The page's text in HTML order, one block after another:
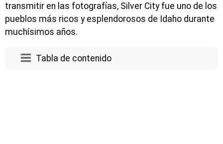
transmitir en las fotografías, Silver City fue uno de los
pueblos más ricos y esplendorosos de Idaho durante
muchísimos años.
Tabla de contenido